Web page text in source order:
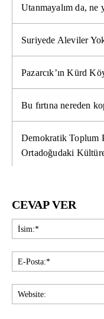
Utanmayalım da, ne
Suriyede Aleviler
Pazarcık’ın Kürd
Bu fırtına nereden
Demokratik Toplum
Ortadoğudaki
CEVAP VER